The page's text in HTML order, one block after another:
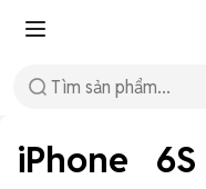
iPhone